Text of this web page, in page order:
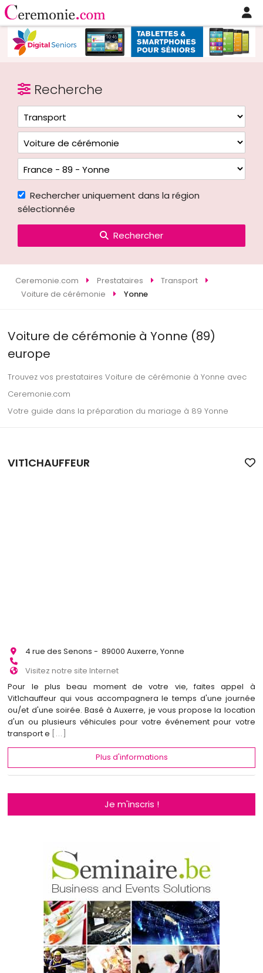
Recherche
Rechercher uniquement dans la région
sélectionnée
Rechercher
Ceremonie.com Prestataires
Transport
Voiture de cérémonie
Yonne
Voiture de cérémonie à Yonne (89)
europe
Trouvez vos prestataires Voiture de cérémonie à Yonne avec
Ceremonie.com
Votre guide dans la préparation du mariage à 89 Yonne
VIT1CHAUFFEUR
4 rue des Senons - 89000 Auxerre, Yonne
Visitez notre site Internet
Pour le plus beau moment de votre vie, faites appel à
Vit1chauffeur qui vous accompagnera le temps d'une journée
ou/et d'une soirée. Basé à Auxerre, je vous propose la location
d'un ou plusieurs véhicules pour votre événement pour votre
transport e [...]
Plus d'informations
Je m'inscris !